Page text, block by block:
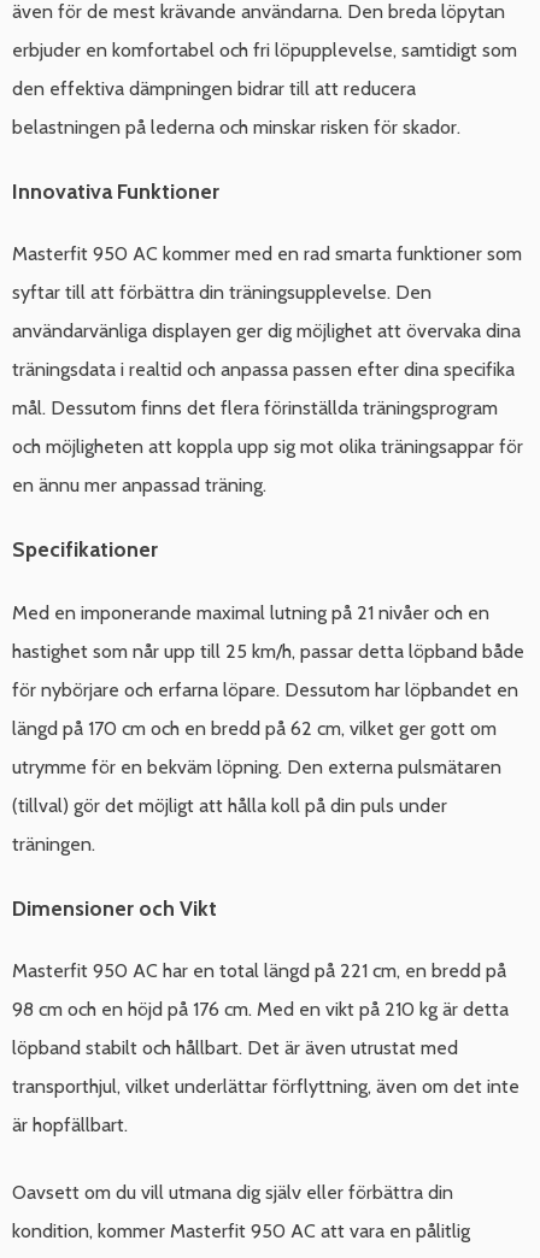
även för de mest krävande användarna. Den breda löpytan
erbjuder en komfortabel och fri löpupplevelse, samtidigt som
den effektiva dämpningen bidrar till att reducera
belastningen på lederna och minskar risken för skador.
Innovativa Funktioner
Masterfit 950 AC kommer med en rad smarta funktioner som
syftar till att förbättra din träningsupplevelse. Den
användarvänliga displayen ger dig möjlighet att övervaka dina
träningsdata i realtid och anpassa passen efter dina specifika
mål. Dessutom finns det flera förinställda träningsprogram
och möjligheten att koppla upp sig mot olika träningsappar för
en ännu mer anpassad träning.
Specifikationer
Med en imponerande maximal lutning på 21 nivåer och en
hastighet som når upp till 25 km/h, passar detta löpband både
för nybörjare och erfarna löpare. Dessutom har löpbandet en
längd på 170 cm och en bredd på 62 cm, vilket ger gott om
utrymme för en bekväm löpning. Den externa pulsmätaren
(tillval) gör det möjligt att hålla koll på din puls under
träningen.
Dimensioner och Vikt
Masterfit 950 AC har en total längd på 221 cm, en bredd på
98 cm och en höjd på 176 cm. Med en vikt på 210 kg är detta
löpband stabilt och hållbart. Det är även utrustat med
transporthjul, vilket underlättar förflyttning, även om det inte
är hopfällbart.
Oavsett om du vill utmana dig själv eller förbättra din
kondition, kommer Masterfit 950 AC att vara en pålitlig